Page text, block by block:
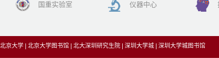
国重实验室 仪器中心
北京大学 北京大学图书馆 北大深圳研究生院 深圳大学城 深圳大学城图书馆